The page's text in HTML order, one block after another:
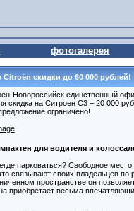
фотогалерея
Citroёn скидки до 60 000 рублей!
Новороссийск единственный
скидка на Ситроен C3 – 20 000
ограничено!
для водителя и
парковаться? Свободное
связывают своих владельцев
пространстве он
приобретает весьма